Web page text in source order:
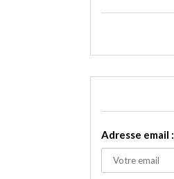
Adresse email :